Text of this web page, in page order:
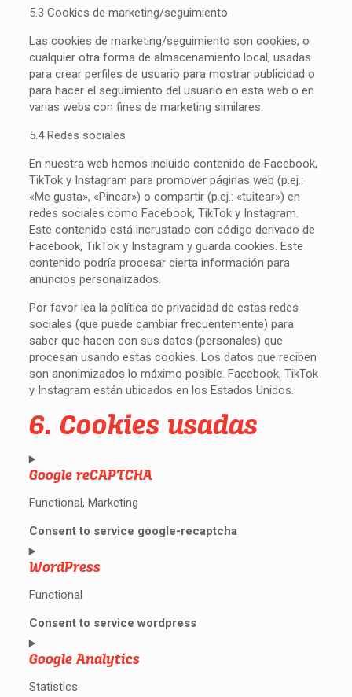
5.3 Cookies de marketing/seguimiento
Las cookies de marketing/seguimiento son cookies, o
cualquier otra forma de almacenamiento local, usadas
para crear perfiles de usuario para mostrar publicidad o
para hacer el seguimiento del usuario en esta web o en
varias webs con fines de marketing similares.
5.4 Redes sociales
En nuestra web hemos incluido contenido de Facebook,
TikTok y Instagram para promover páginas web (p.ej.:
«Me gusta», «Pinear») o compartir (p.ej.: «tuitear») en
redes sociales como Facebook, TikTok y Instagram.
Este contenido está incrustado con código derivado de
Facebook, TikTok y Instagram y guarda cookies. Este
contenido podría procesar cierta información para
anuncios personalizados.
Por favor lea la política de privacidad de estas redes
sociales (que puede cambiar frecuentemente) para
saber que hacen con sus datos (personales) que
procesan usando estas cookies. Los datos que reciben
son anonimizados lo máximo posible. Facebook, TikTok
y Instagram están ubicados en los Estados Unidos.
6. Cookies usadas
Google reCAPTCHA
Functional, Marketing
Consent to service google-recaptcha
WordPress
Functional
Consent to service wordpress
Google Analytics
Statistics